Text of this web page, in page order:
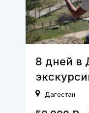
8 дней в
Дагестан